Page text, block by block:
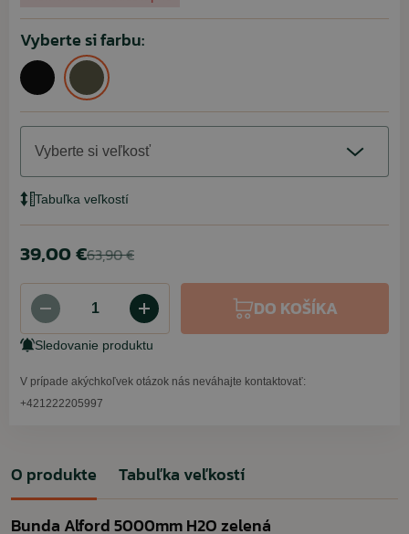
Vyberte si farbu:
Vyberte si veľkosť
Tabuľka veľkostí
39,00 €63,90 €
DO KOŠÍKA
Sledovanie produktu
V prípade akýchkoľvek otázok nás neváhajte kontaktovať:
+421222205997
O produkte Tabuľka veľkostí
Bunda Alford 5000mm H2O zelená